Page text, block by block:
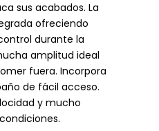
sus acabados. La
ofreciendo
durante la
amplitud ideal
fuera. Incorpora
de fácil acceso.
y mucho